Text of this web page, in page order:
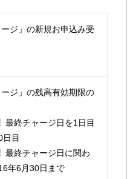
ージ」の新規お申込み受
ージ」の残高有効期限の
最終チャージ日を1日目
日目
最終チャージ日に関わ
年6月30日まで